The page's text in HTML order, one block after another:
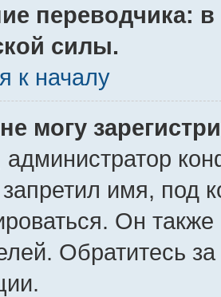
переводчика:
силы.
к началу
могу
имя, под
Он
Обратитесь